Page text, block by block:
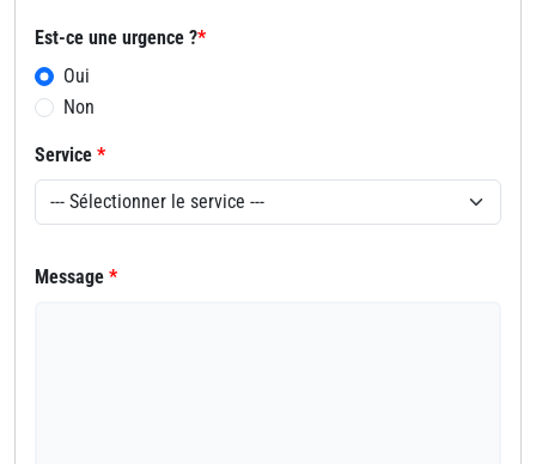
Est-ce une urgence ?*
Oui
Non
Service *
Message *